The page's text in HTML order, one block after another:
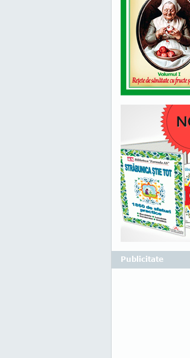
Publicitate